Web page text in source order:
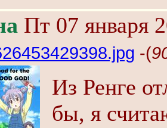
Пт 07 января
-(
Из Ренге
бы, я